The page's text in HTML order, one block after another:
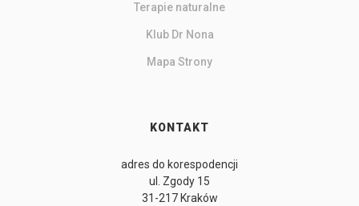
Terapie naturalne
Klub Dr Nona
Mapa Strony
KONTAKT
adres do korespodencji
ul. Zgody 15
31-217 Kraków